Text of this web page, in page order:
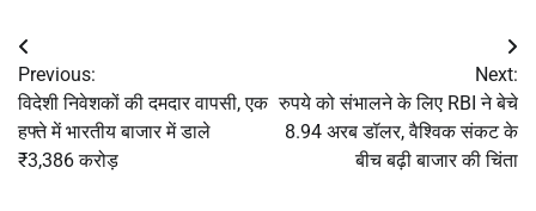
Post
navigation
Previous:
विदेशी निवेशकों की दमदार वापसी, एक
हफ्ते में भारतीय बाजार में डाले
₹3,386 करोड़
Next:
रुपये को संभालने के लिए RBI ने बेचे
8.94 अरब डॉलर, वैश्विक संकट के
बीच बढ़ी बाजार की चिंता